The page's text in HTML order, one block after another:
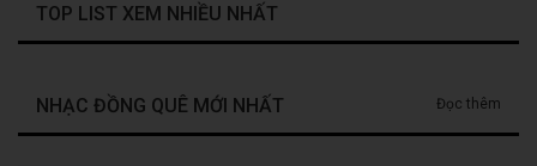
TOP LIST XEM NHIỀU NHẤT
NHẠC ĐỒNG QUÊ MỚI NHẤT Đọc thêm